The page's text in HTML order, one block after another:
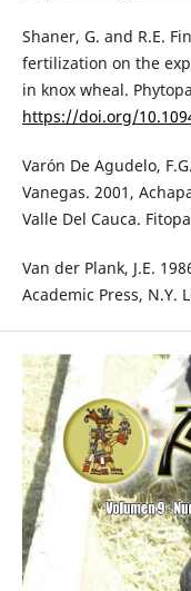
Shaner, G. and R.E.
fertilization on the
in knox wheal.
https://doi.org/
Varón De Agudelo,
Vanegas. 2001,
Valle Del Cauca.
Van der Plank, J.E.
Academic Press, N.Y.